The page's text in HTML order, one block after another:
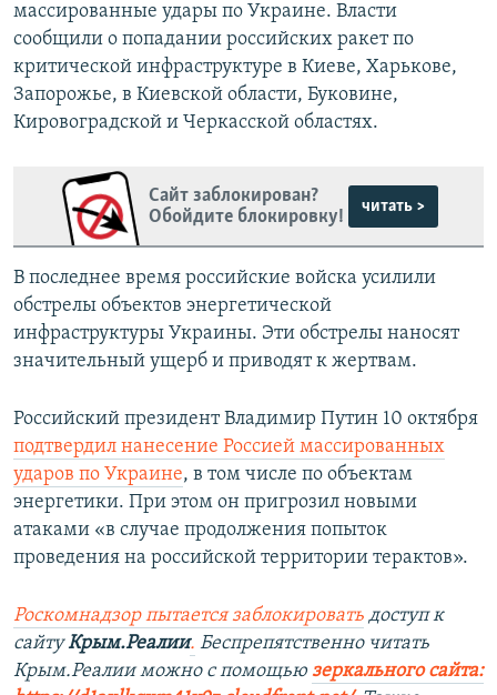
массированные удары по Украине. Власти
сообщили о попадании российских ракет по
критической инфраструктуре в Киеве, Харькове,
Запорожье, в Киевской области, Буковине,
Кировоградской и Черкасской областях.
Сайт заблокирован?
Обойдите блокировку!
читать >
В последнее время российские войска усилили
обстрелы объектов энергетической
инфраструктуры Украины. Эти обстрелы наносят
значительный ущерб и приводят к жертвам.
Российский президент Владимир Путин 10 октября
подтвердил нанесение Россией массированных
ударов по Украине, в том числе по объектам
энергетики. При этом он пригрозил новыми
атаками «в случае продолжения попыток
проведения на российской территории терактов».
Роскомнадзор пытается заблокировать доступ к
сайтуКрым.Реалии. Беспрепятственно читать
Крым.Реалии можно с помощью зеркального сайта: